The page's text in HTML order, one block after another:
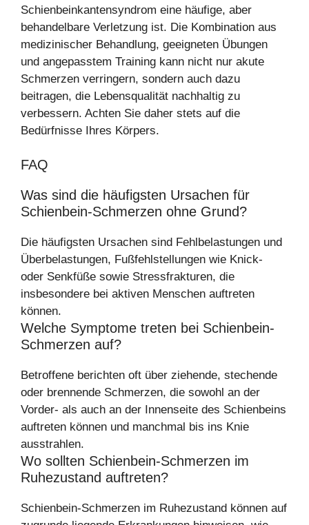
Schienbeinkantensyndrom eine häufige, aber
behandelbare Verletzung ist. Die Kombination aus
medizinischer Behandlung, geeigneten Übungen
und angepasstem Training kann nicht nur akute
Schmerzen verringern, sondern auch dazu
beitragen, die Lebensqualität nachhaltig zu
verbessern. Achten Sie daher stets auf die
Bedürfnisse Ihres Körpers.
FAQ
Was sind die häufigsten Ursachen für
Schienbein-Schmerzen ohne Grund?
Die häufigsten Ursachen sind Fehlbelastungen und
Überbelastungen, Fußfehlstellungen wie Knick-
oder Senkfüße sowie Stressfrakturen, die
insbesondere bei aktiven Menschen auftreten
können.
Welche Symptome treten bei Schienbein-
Schmerzen auf?
Betroffene berichten oft über ziehende, stechende
oder brennende Schmerzen, die sowohl an der
Vorder- als auch an der Innenseite des Schienbeins
auftreten können und manchmal bis ins Knie
ausstrahlen.
Wo sollten Schienbein-Schmerzen im
Ruhezustand auftreten?
Schienbein-Schmerzen im Ruhezustand können auf